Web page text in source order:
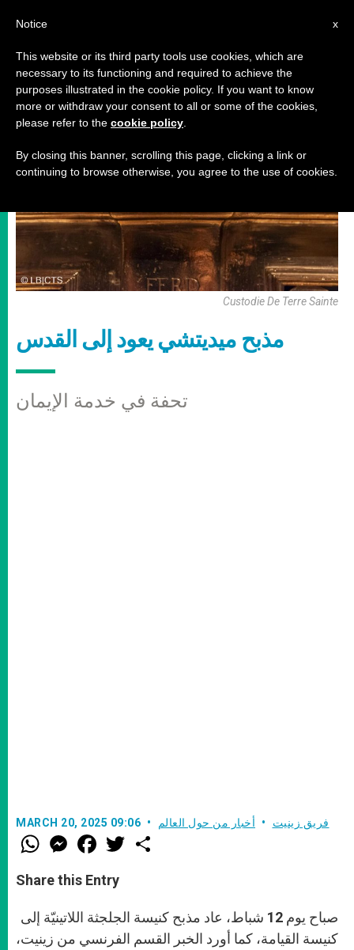
أخبار من حول العالم
Custodie De Terre Sainte
مذبح ميديتشي يعود إلى القدس
تحفة في خدمة الإيمان
MARCH 20, 2025 09:06 فريق زينيت أخبار من حول العالم
W
h
t
s
p
p
M
e
s
e
g
e
r
F
a
e
b
o
k
w
r
Share this Entry
صباح يوم 12 شباط، عاد مذبح كنيسة الجلجثة اللاتينيّة إلى
كنيسة القيامة، كما أورد الخبر القسم الفرنسي من زينيت،
x
Notice
This website or its third party tools use cookies, which are
necessary to its functioning and required to achieve the
purposes illustrated in the cookie policy. If you want to know
more or withdraw your consent to all or some of the cookies,
please refer to the cookie policy
By closing this banner, scrolling this page, clicking a link or
continuing to browse otherwise, you agree to the use of cookies.